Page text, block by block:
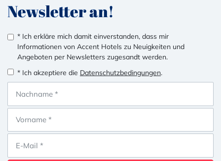
Newsletter an!
* Ich erkläre mich damit einverstanden, dass mir
Informationen von Accent Hotels zu Neuigkeiten und
Angeboten per Newsletters zugesandt werden.
* Ich akzeptiere die Datenschutzbedingungen.